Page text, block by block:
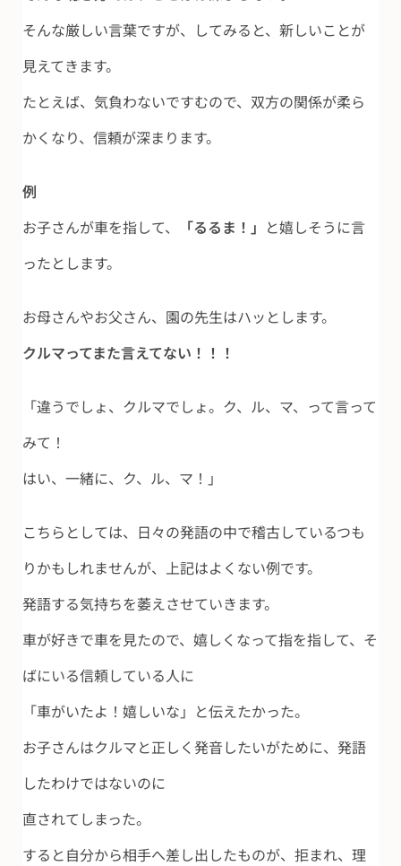
そんな厳しい言葉ですが、してみると、新しいことが
見えてきます。
たとえば、気負わないですむので、双方の関係が柔ら
かくなり、信頼が深まります。
例
お子さんが車を指して、
「るるま！」 と嬉しそうに言
ったとします。
お母さんやお父さん、園の先生はハッとします。
クルマってまた言えてない！！！
「違うでしょ、クルマでしょ。ク、ル、マ、って言って
みて！
はい、一緒に、ク、ル、マ！」
こちらとしては、日々の発語の中で稽古しているつも
りかもしれませんが、上記はよくない例です。
発語する気持ちを萎えさせていきます。
車が好きで車を見たので、嬉しくなって指を指して、そ
ばにいる信頼している人に
「車がいたよ！嬉しいな」と伝えたかった。
お子さんはクルマと正しく発音したいがために、発語
したわけではないのに
直されてしまった。
すると自分から相手へ差し出したものが、拒まれ、理